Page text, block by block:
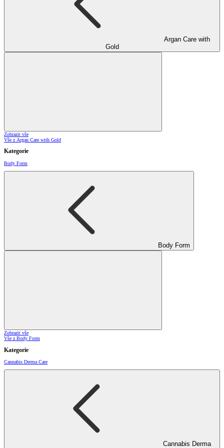
Argan Care with
Gold
Zobrazit vše
Vše z Argan Care with Gold
Kategorie
Body Form
Body Form
Zobrazit vše
Vše z Body Form
Kategorie
Cannabis Derma Care
Cannabis Derma